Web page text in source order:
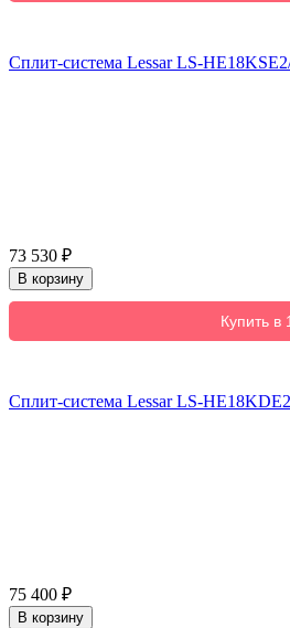
Сплит-система Lessar LS-
73 530 ₽
В корзину
Купить в
Сплит-система Lessar LS-
75 400 ₽
В корзину